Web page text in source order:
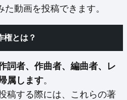
動画を投稿できます。
権とは？
詞者、作曲者、編曲者、レ
属します。
稿する際には、これらの著